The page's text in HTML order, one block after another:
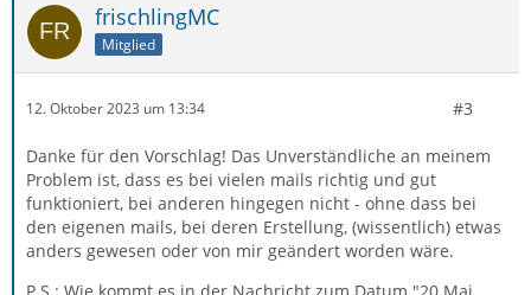
frischlingMC
Mitglied
12. Oktober 2023 um 13:34 #3
Danke für den Vorschlag! Das Unverständliche an meinem
Problem ist, dass es bei vielen mails richtig und gut
funktioniert, bei anderen hingegen nicht - ohne dass bei
den eigenen mails, bei deren Erstellung, (wissentlich) etwas
anders gewesen oder von mir geändert worden wäre.